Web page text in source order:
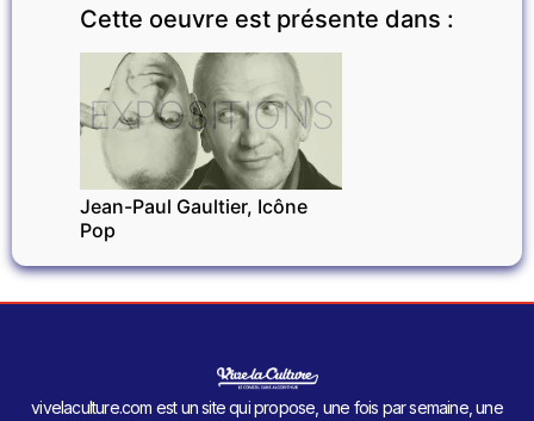
Cette oeuvre est présente dans :
EXPOSITIONS
Jean-Paul Gaultier, Icône
Pop
vivelaculture.com est un site qui propose, une fois par semaine, une